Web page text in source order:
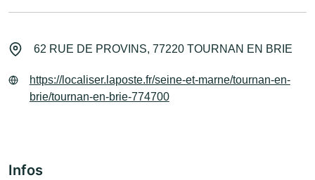
62 RUE DE PROVINS, 77220 TOURNAN EN BRIE
https://localiser.laposte.fr/seine-et-marne/tournan-en-
brie/tournan-en-brie-774700
Infos